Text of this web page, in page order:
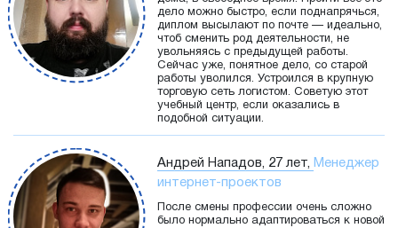
дело можно быстро, если поднапрячься,
диплом высылают по почте — идеально,
чтоб сменить род деятельности, не
увольняясь с предыдущей работы.
Сейчас уже, понятное дело, со старой
работы уволился. Устроился в крупную
торговую сеть логистом. Советую этот
учебный центр, если оказались в
подобной ситуации.
Андрей Нападов, 27 лет, Менеджер
интернет-проектов
После смены профессии очень сложно
было нормально адаптироваться к новой